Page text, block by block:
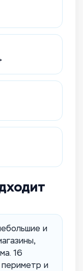
и
16
периметр и